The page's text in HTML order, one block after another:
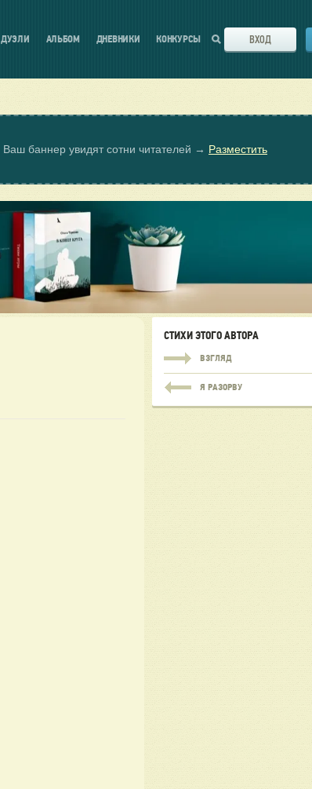
ДУЭЛИ АЛЬБОМ ДНЕВНИКИ КОНКУРСЫ ВХОД
Ваш баннер увидят сотни читателей → Разместить
СТИХИ ЭТОГО АВТОРА
ВЗГЛЯД
Я РАЗОРВУ